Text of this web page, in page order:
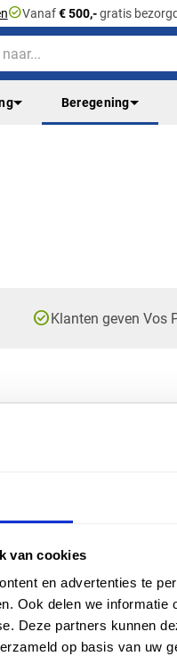
van cookies
en advertenties te
Ook delen we
Deze partners kunnen
op basis van uw
check_circleVanaf€ 500,-gratis bezorgd
Beregening
check_circleKlanten geven Vos
HULP
vragen